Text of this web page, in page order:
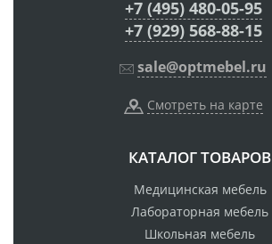
+7 (495) 480-05-95
+7 (929) 568-88-15
sale@optmebel.ru
Смотреть на карте
КАТАЛОГ ТОВАРОВ
Медицинская мебель
Лабораторная мебель
Школьная мебель